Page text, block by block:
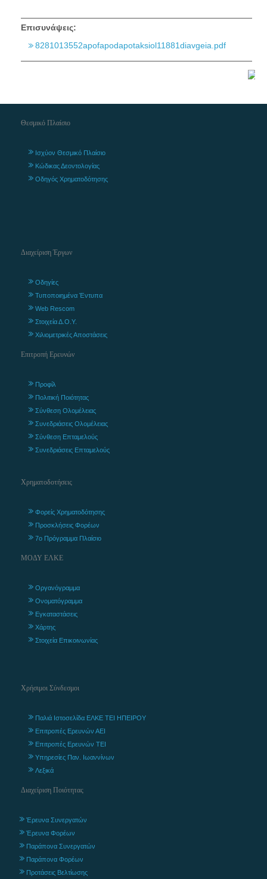
Επισυνάψεις:
8281013552apofapodapotaksiol11881diavgeia.pdf
Θεσμικό Πλαίσιο
Ισχύον Θεσμικό Πλαίσιο
Κώδικας Δεοντολογίας
Οδηγός Χρηματοδότησης
Διαχείριση Έργων
Οδηγίες
Τυποποιημένα Έντυπα
Web Rescom
Στοιχεία Δ.Ο.Υ.
Χιλιομετρικές Αποστάσεις
Επιτροπή Ερευνών
Προφίλ
Πολιτική Ποιότητας
Σύνθεση Ολομέλειας
Συνεδριάσεις Ολομέλειας
Σύνθεση Επταμελούς
Συνεδριάσεις Επταμελούς
Χρηματοδοτήσεις
Φορείς Χρηματοδότησης
Προσκλήσεις Φορέων
7ο Πρόγραμμα Πλαίσιο
ΜΟΔΥ ΕΛΚΕ
Οργανόγραμμα
Ονοματόγραμμα
Εγκαταστάσεις
Χάρτης
Στοιχεία Επικοινωνίας
Χρήσιμοι Σύνδεσμοι
Παλιά Ιστοσελίδα ΕΛΚΕ ΤΕΙ ΗΠΕΙΡΟΥ
Επιτροπές Ερευνών ΑΕΙ
Επιτροπές Ερευνών ΤΕΙ
Υπηρεσίες Παν. Ιωαννίνων
Λεξικά
Διαχείριση Ποιότητας
Έρευνα Συνεργατών
Έρευνα Φορέων
Παράπονα Συνεργατών
Παράπονα Φορέων
Προτάσεις Βελτίωσης